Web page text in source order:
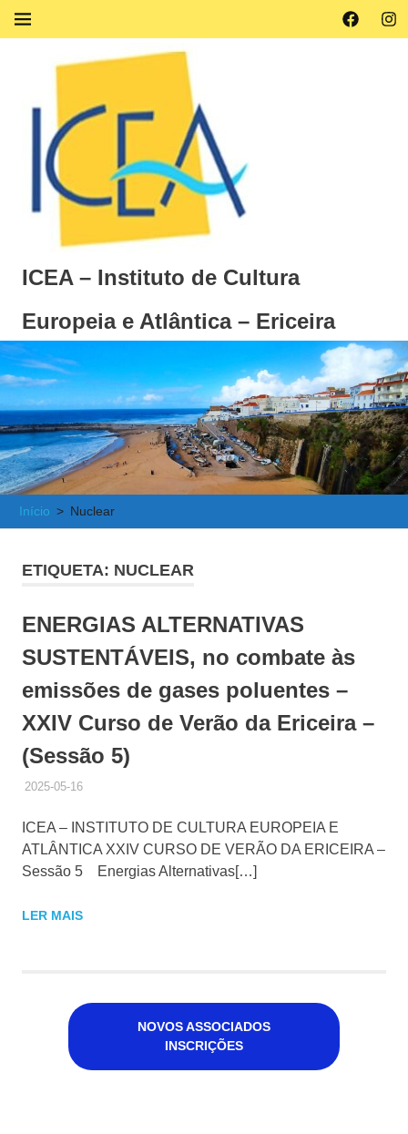
Skip
Facebook
MENU
ICEA – Instituto de Cultura
Europeia e Atlântica – Ericeira
Instituto
de
Cultura
Europeia
e
Atlântica
Início Nuclear
ETIQUETA: NUCLEAR
ENERGIAS ALTERNATIVAS
SUSTENTÁVEIS, no combate às
emissões de gases poluentes –
XXIV Curso de Verão da Ericeira –
(Sessão 5)
2025-05-16ADMINISTRADOR
HISTÓRICO DE ACTIVIDADES
ICEA – INSTITUTO DE CULTURA EUROPEIA E
ATLÂNTICA XXIV CURSO DE VERÃO DA ERICEIRA –
Sessão 5 Energias Alternativas[…]
LER MAIS
NOVOS ASSOCIADOS
INSCRIÇÕES